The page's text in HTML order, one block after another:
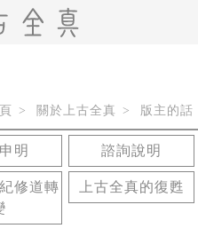
關於上古全真 版主的話
明 諮詢說明
修道轉
上古全真的復甦